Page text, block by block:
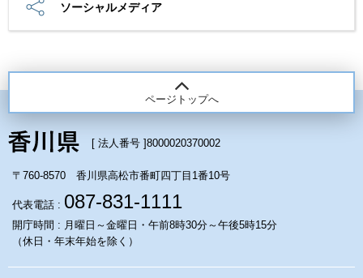
ソーシャルメディア
ページトップへ
[ 法人番号 ]8000020370002
〒760-8570 香川県高松市番町四丁目1番10号
代表電話 : 087-831-1111
開庁時間 : 月曜日～金曜日・午前8時30分～午後5時15分
（休日・年末年始を除く）